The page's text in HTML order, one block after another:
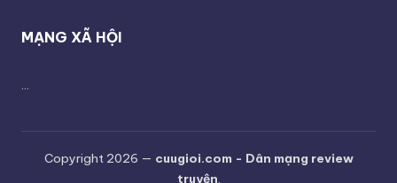
MẠNG XÃ HỘI
...
Copyright 2026 — cuugioi.com - Dân mạng review
truyện.